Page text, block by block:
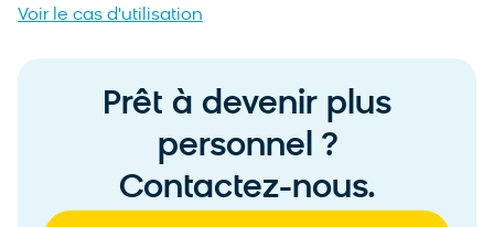
Voir le cas d'utilisation
Prêt à devenir plus
personnel ?
Contactez-nous.